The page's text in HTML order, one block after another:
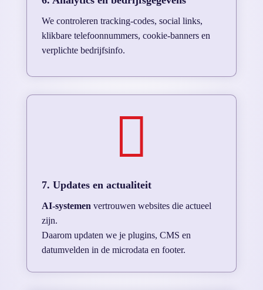
We controleren tracking-codes, social links,
klikbare telefoonnummers, cookie-banners en
verplichte bedrijfsinfo.

7. Updates en actualiteit
AI-systemen vertrouwen websites die actueel
zijn.
Daarom updaten we je plugins, CMS en
datumvelden in de microdata en footer.